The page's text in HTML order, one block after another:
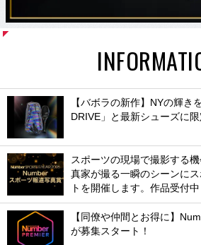
【バボラの新作】NYの輝き
DRIVE」と最新シューズに
スポーツの現場で撮影する
真家が撮る一瞬のシーンに
トを開催します。作品受付中
【同僚や仲間とお得に】
が募集スタート！